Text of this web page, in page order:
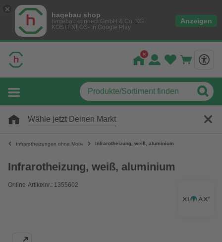
hagebau shop
hagebau connect GmbH & Co. KG
KOSTENLOS- In Google Play
Anzeigen
Wähle jetzt Deinen Markt
Infrarotheizungen ohne Motiv Infrarotheizung, weiß, aluminium
Infrarotheizung, weiß, aluminium
Online-Artikelnr.: 1355602